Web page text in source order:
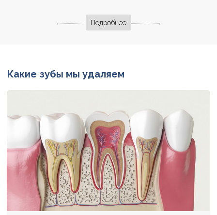
Подробнее
Какие зубы мы удаляем